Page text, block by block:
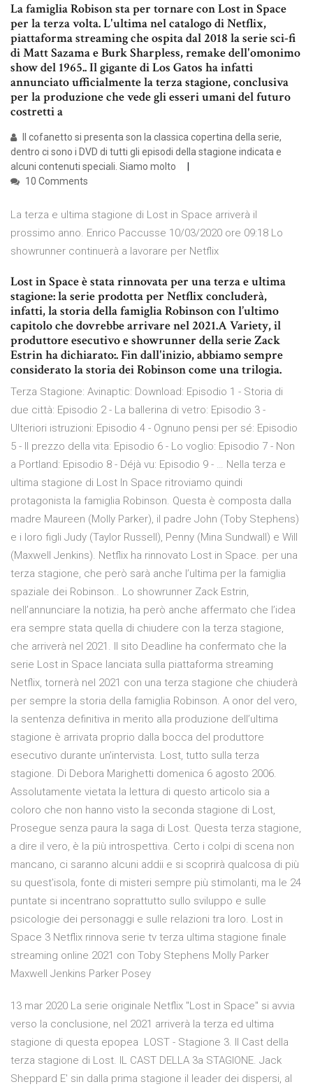
La famiglia Robison sta per tornare con Lost in Space
per la terza volta. L'ultima nel catalogo di Netflix,
piattaforma streaming che ospita dal 2018 la serie sci-fi
di Matt Sazama e Burk Sharpless, remake dell'omonimo
show del 1965.. Il gigante di Los Gatos ha infatti
annunciato ufficialmente la terza stagione, conclusiva
per la produzione che vede gli esseri umani del futuro
costretti a
Il cofanetto si presenta son la classica copertina della serie,
dentro ci sono i DVD di tutti gli episodi della stagione indicata e
alcuni contenuti speciali. Siamo molto
10 Comments
La terza e ultima stagione di Lost in Space arriverà il
prossimo anno. Enrico Paccusse 10/03/2020 ore 09:18 Lo
showrunner continuerà a lavorare per Netflix
Lost in Space è stata rinnovata per una terza e ultima
stagione: la serie prodotta per Netflix concluderà,
infatti, la storia della famiglia Robinson con l’ultimo
capitolo che dovrebbe arrivare nel 2021.A Variety, il
produttore esecutivo e showrunner della serie Zack
Estrin ha dichiarato:. Fin dall'inizio, abbiamo sempre
considerato la storia dei Robinson come una trilogia.
Terza Stagione: Avinaptic: Download: Episodio 1 - Storia di
due città: Episodio 2 - La ballerina di vetro: Episodio 3 -
Ulteriori istruzioni: Episodio 4 - Ognuno pensi per sé: Episodio
5 - Il prezzo della vita: Episodio 6 - Lo voglio: Episodio 7 - Non
a Portland: Episodio 8 - Déjà vu: Episodio 9 - … Nella terza e
ultima stagione di Lost In Space ritroviamo quindi
protagonista la famiglia Robinson. Questa è composta dalla
madre Maureen (Molly Parker), il padre John (Toby Stephens)
e i loro figli Judy (Taylor Russell), Penny (Mina Sundwall) e Will
(Maxwell Jenkins). Netflix ha rinnovato Lost in Space. per una
terza stagione, che però sarà anche l’ultima per la famiglia
spaziale dei Robinson.. Lo showrunner Zack Estrin,
nell’annunciare la notizia, ha però anche affermato che l’idea
era sempre stata quella di chiudere con la terza stagione,
che arriverà nel 2021. Il sito Deadline ha confermato che la
serie Lost in Space lanciata sulla piattaforma streaming
Netflix, tornerà nel 2021 con una terza stagione che chiuderà
per sempre la storia della famiglia Robinson. A onor del vero,
la sentenza definitiva in merito alla produzione dell’ultima
stagione è arrivata proprio dalla bocca del produttore
esecutivo durante un’intervista. Lost, tutto sulla terza
stagione. Di Debora Marighetti domenica 6 agosto 2006.
Assolutamente vietata la lettura di questo articolo sia a
coloro che non hanno visto la seconda stagione di Lost,
Prosegue senza paura la saga di Lost. Questa terza stagione,
a dire il vero, è la più introspettiva. Certo i colpi di scena non
mancano, ci saranno alcuni addii e si scoprirà qualcosa di più
su quest'isola, fonte di misteri sempre più stimolanti, ma le 24
puntate si incentrano soprattutto sullo sviluppo e sulle
psicologie dei personaggi e sulle relazioni tra loro. Lost in
Space 3 Netflix rinnova serie tv terza ultima stagione finale
streaming online 2021 con Toby Stephens Molly Parker
Maxwell Jenkins Parker Posey
13 mar 2020 La serie originale Netflix "Lost in Space" si avvia
verso la conclusione, nel 2021 arriverà la terza ed ultima
stagione di questa epopea LOST - Stagione 3. Il Cast della
terza stagione di Lost. IL CAST DELLA 3a STAGIONE. Jack
Sheppard E' sin dalla prima stagione il leader dei dispersi, al